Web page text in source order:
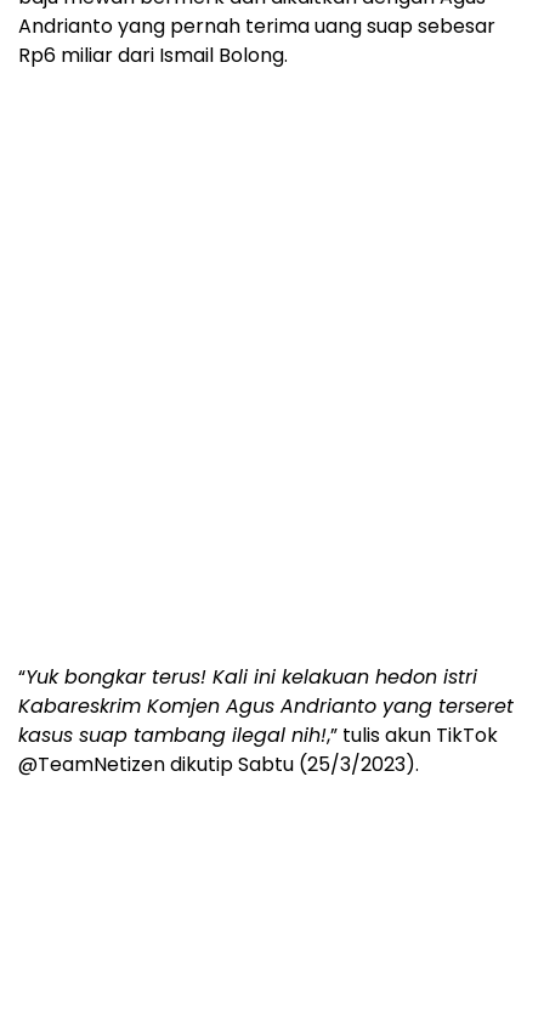
Andrianto yang pernah terima uang suap sebesar
Rp6 miliar dari Ismail Bolong.
“Yuk bongkar terus! Kali ini kelakuan hedon istri
Kabareskrim Komjen Agus Andrianto yang terseret
kasus suap tambang ilegal nih!,” tulis akun TikTok
@TeamNetizen dikutip Sabtu (25/3/2023).